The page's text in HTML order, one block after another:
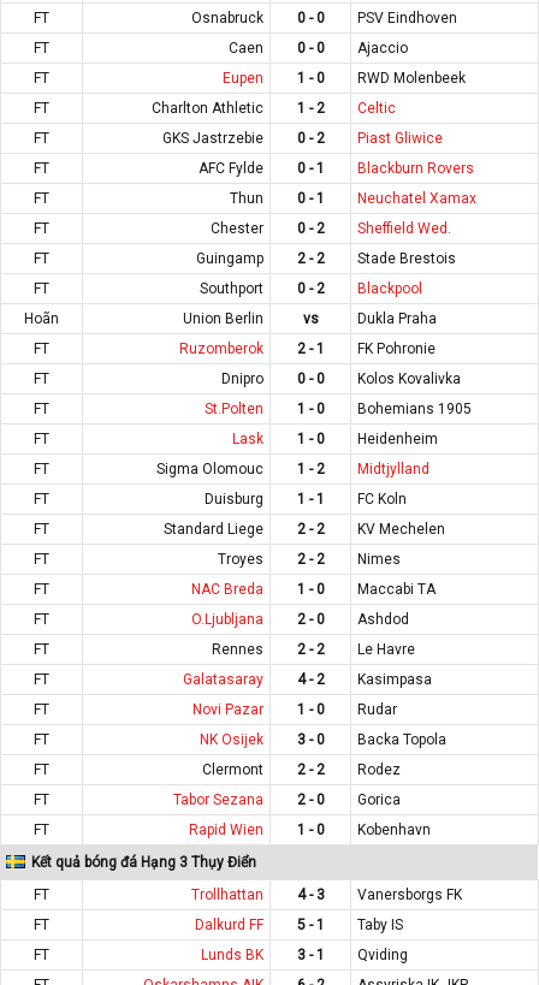
FT
Osnabruck 0 - 0
PSV Eindhoven
FT
Caen 0 - 0
Ajaccio
FT
Eupen 1 - 0
RWD Molenbeek
FT
Charlton Athletic 1 - 2
Celtic
FT
GKS Jastrzebie 0 - 2
Piast Gliwice
FT
AFC Fylde 0 - 1
Blackburn Rovers
FT
Thun 0 - 1
Neuchatel Xamax
FT
Chester 0 - 2
Sheffield Wed.
FT
Guingamp 2 - 2
Stade Brestois
FT
Southport 0 - 2
Blackpool
Hoãn
Union Berlin vs
Dukla Praha
FT
Ruzomberok 2 - 1
FK Pohronie
FT
Dnipro 0 - 0
Kolos Kovalivka
FT
St.Polten 1 - 0
Bohemians 1905
FT
Lask 1 - 0
Heidenheim
FT
Sigma Olomouc 1 - 2
Midtjylland
FT
Duisburg 1 - 1
FC Koln
FT
Standard Liege 2 - 2
KV Mechelen
FT
Troyes 2 - 2
Nimes
FT
NAC Breda 1 - 0
Maccabi TA
FT
O.Ljubljana 2 - 0
Ashdod
FT
Rennes 2 - 2
Le Havre
FT
Galatasaray 4 - 2
Kasimpasa
FT
Novi Pazar 1 - 0
Rudar
FT
NK Osijek 3 - 0
Backa Topola
FT
Clermont 2 - 2
Rodez
FT
Tabor Sezana 2 - 0
Gorica
FT
Rapid Wien 1 - 0
Kobenhavn
Kết quả bóng đá Hạng 3 Thụy Điển
FT
Trollhattan 4 - 3
Vanersborgs FK
FT
Dalkurd FF 5 - 1
Taby IS
FT
Lunds BK 3 - 1
Qviding